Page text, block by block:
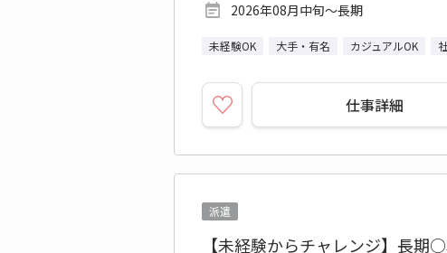
2026年08月中旬～長期
未経験OK 大手・有名 カジュアルOK
仕事詳細
派遣
【未経験からチャレンジ】長